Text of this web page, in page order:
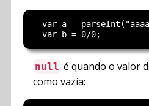
var a =
null é quando o valor
como vazia: